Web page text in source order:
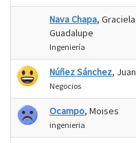
Nava Chapa, Graciela
Guadalupe
Ingeniería
Núñez Sánchez, Juan
Negocios
Ocampo, Moises
ingenieria